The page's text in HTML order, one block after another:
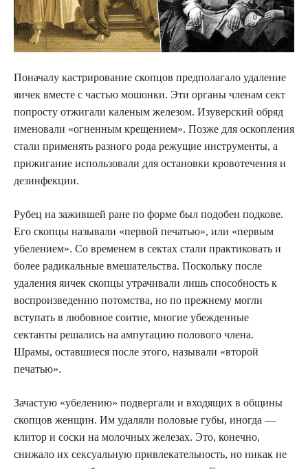
Поначалу кастрирование скопцов предполагало удаление
яичек вместе с частью мошонки. Эти органы членам сект
попросту отжигали каленым железом. Изуверский обряд
именовали «огненным крещением». Позже для оскопления
стали применять разного рода режущие инструменты, а
прижигание использовали для остановки кровотечения и
дезинфекции.
Рубец на зажившей ране по форме был подобен подкове.
Его скопцы называли «первой печатью», или «первым
убелением». Со временем в сектах стали практиковать и
более радикальные вмешательства. Поскольку после
удаления яичек скопцы утрачивали лишь способность к
воспроизведению потомства, но по прежнему могли
вступать в любовное соитие, многие убежденные
сектанты решались на ампутацию полового члена.
Шрамы, оставшиеся после этого, называли «второй
печатью».
Зачастую «убелению» подвергали и входящих в общины
скопцов женщин. Им удаляли половые губы, иногда —
клитор и соски на молочных железах. Это, конечно,
снижало их сексуальную привлекательность, но никак не